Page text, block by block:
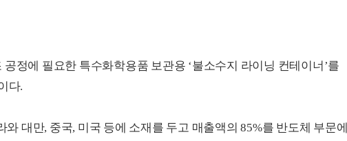
공정에 필요한 특수화학용품 보관용 ‘불소수지 라이닝 컨테이너’를
다.
와 대만, 중국, 미국 등에 소재를 두고 매출액의 85%를 반도체 부문에